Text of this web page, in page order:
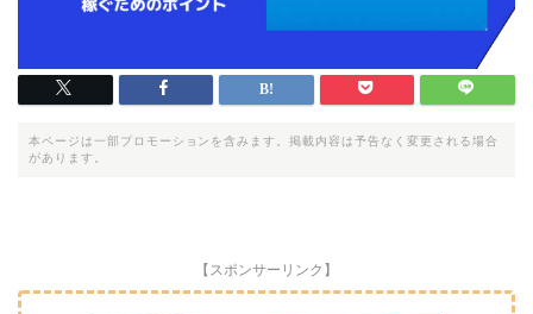
本ページは一部プロモーションを含みます。掲載内容は予告なく変更される場合
があります。
【スポンサーリンク】